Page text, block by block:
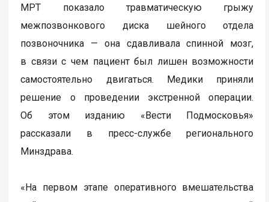
МРТ показало травматическую грыжу
межпозвонкового диска шейного отдела
позвоночника — она сдавливала спинной мозг,
в связи с чем пациент был лишен возможности
самостоятельно двигаться. Медики приняли
решение о проведении экстренной операции.
Об этом изданию «Вести Подмосковья»
рассказали в пресс-службе регионального
Минздрава.
«На первом этапе оперативного вмешательства